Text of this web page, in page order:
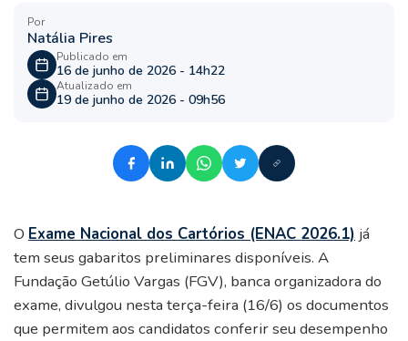
Por
Natália Pires
Publicado em
16 de junho de 2026 - 14h22
Atualizado em
19 de junho de 2026 - 09h56
O Exame Nacional dos Cartórios (ENAC 2026.1) já
tem seus gabaritos preliminares disponíveis. A
Fundação Getúlio Vargas (FGV), banca organizadora do
exame, divulgou nesta terça-feira (16/6) os documentos
que permitem aos candidatos conferir seu desempenho